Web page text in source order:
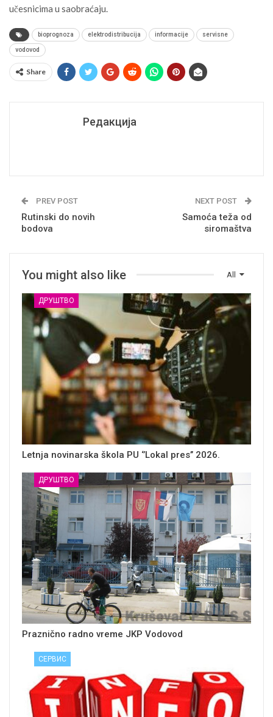
učesnicima u saobraćaju.
bioprognoza elektrodistribucija informacije servisne
vodovod
Share
Редакција
PREV POST
Rutinski do novih
bodova
NEXT POST
Samoća teža od
siromaštva
All
You might also like
ДРУШТВО
Letnja novinarska škola PU ‘’Lokal pres’’ 2026.
ДРУШТВО
Praznično radno vreme JKP Vodovod
СЕРВИС